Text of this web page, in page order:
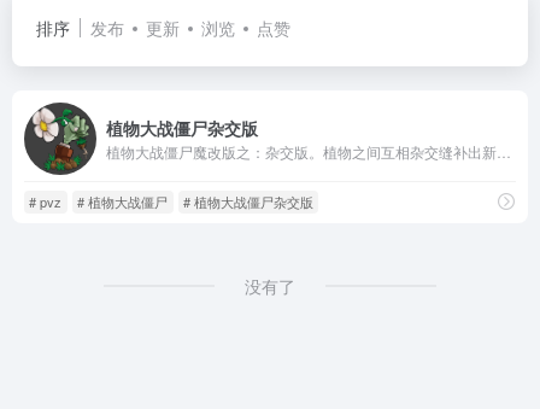
排序 发布 更新 浏览 点赞
植物大战僵尸杂交版
# pvz # 植物大战僵尸 # 植物大战僵尸杂交版
没有了